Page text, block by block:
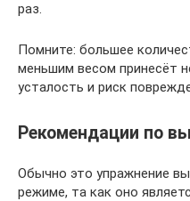
раз.
Помните: большее
меньшим весом принесёт
усталость и риск
Рекомендации по
Обычно это упражнение
режиме, та как оно